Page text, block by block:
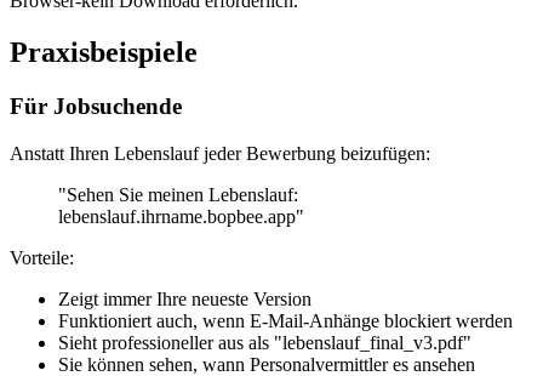
Praxisbeispiele
Für Jobsuchende
Anstatt Ihren Lebenslauf jeder Bewerbung beizufügen:
"Sehen Sie meinen Lebenslauf:
lebenslauf.ihrname.bopbee.app"
Vorteile:
Zeigt immer Ihre neueste Version
Funktioniert auch, wenn E-Mail-Anhänge blockiert werden
Sieht professioneller aus als "lebenslauf_final_v3.pdf"
Sie können sehen, wann Personalvermittler es ansehen